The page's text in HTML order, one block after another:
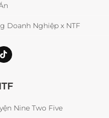
Doanh Nghiệp x NTF
Nine Two Five